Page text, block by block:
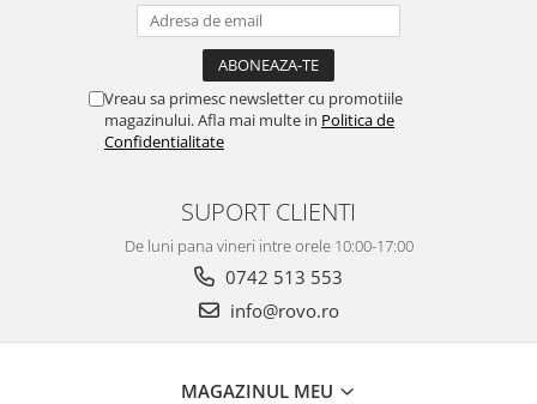
Vreau sa primesc newsletter cu promotiile
magazinului. Afla mai multe in Politica de
Confidentialitate
SUPORT CLIENTI
De luni pana vineri intre orele 10:00-17:00
0742 513 553
info@rovo.ro
MAGAZINUL MEU